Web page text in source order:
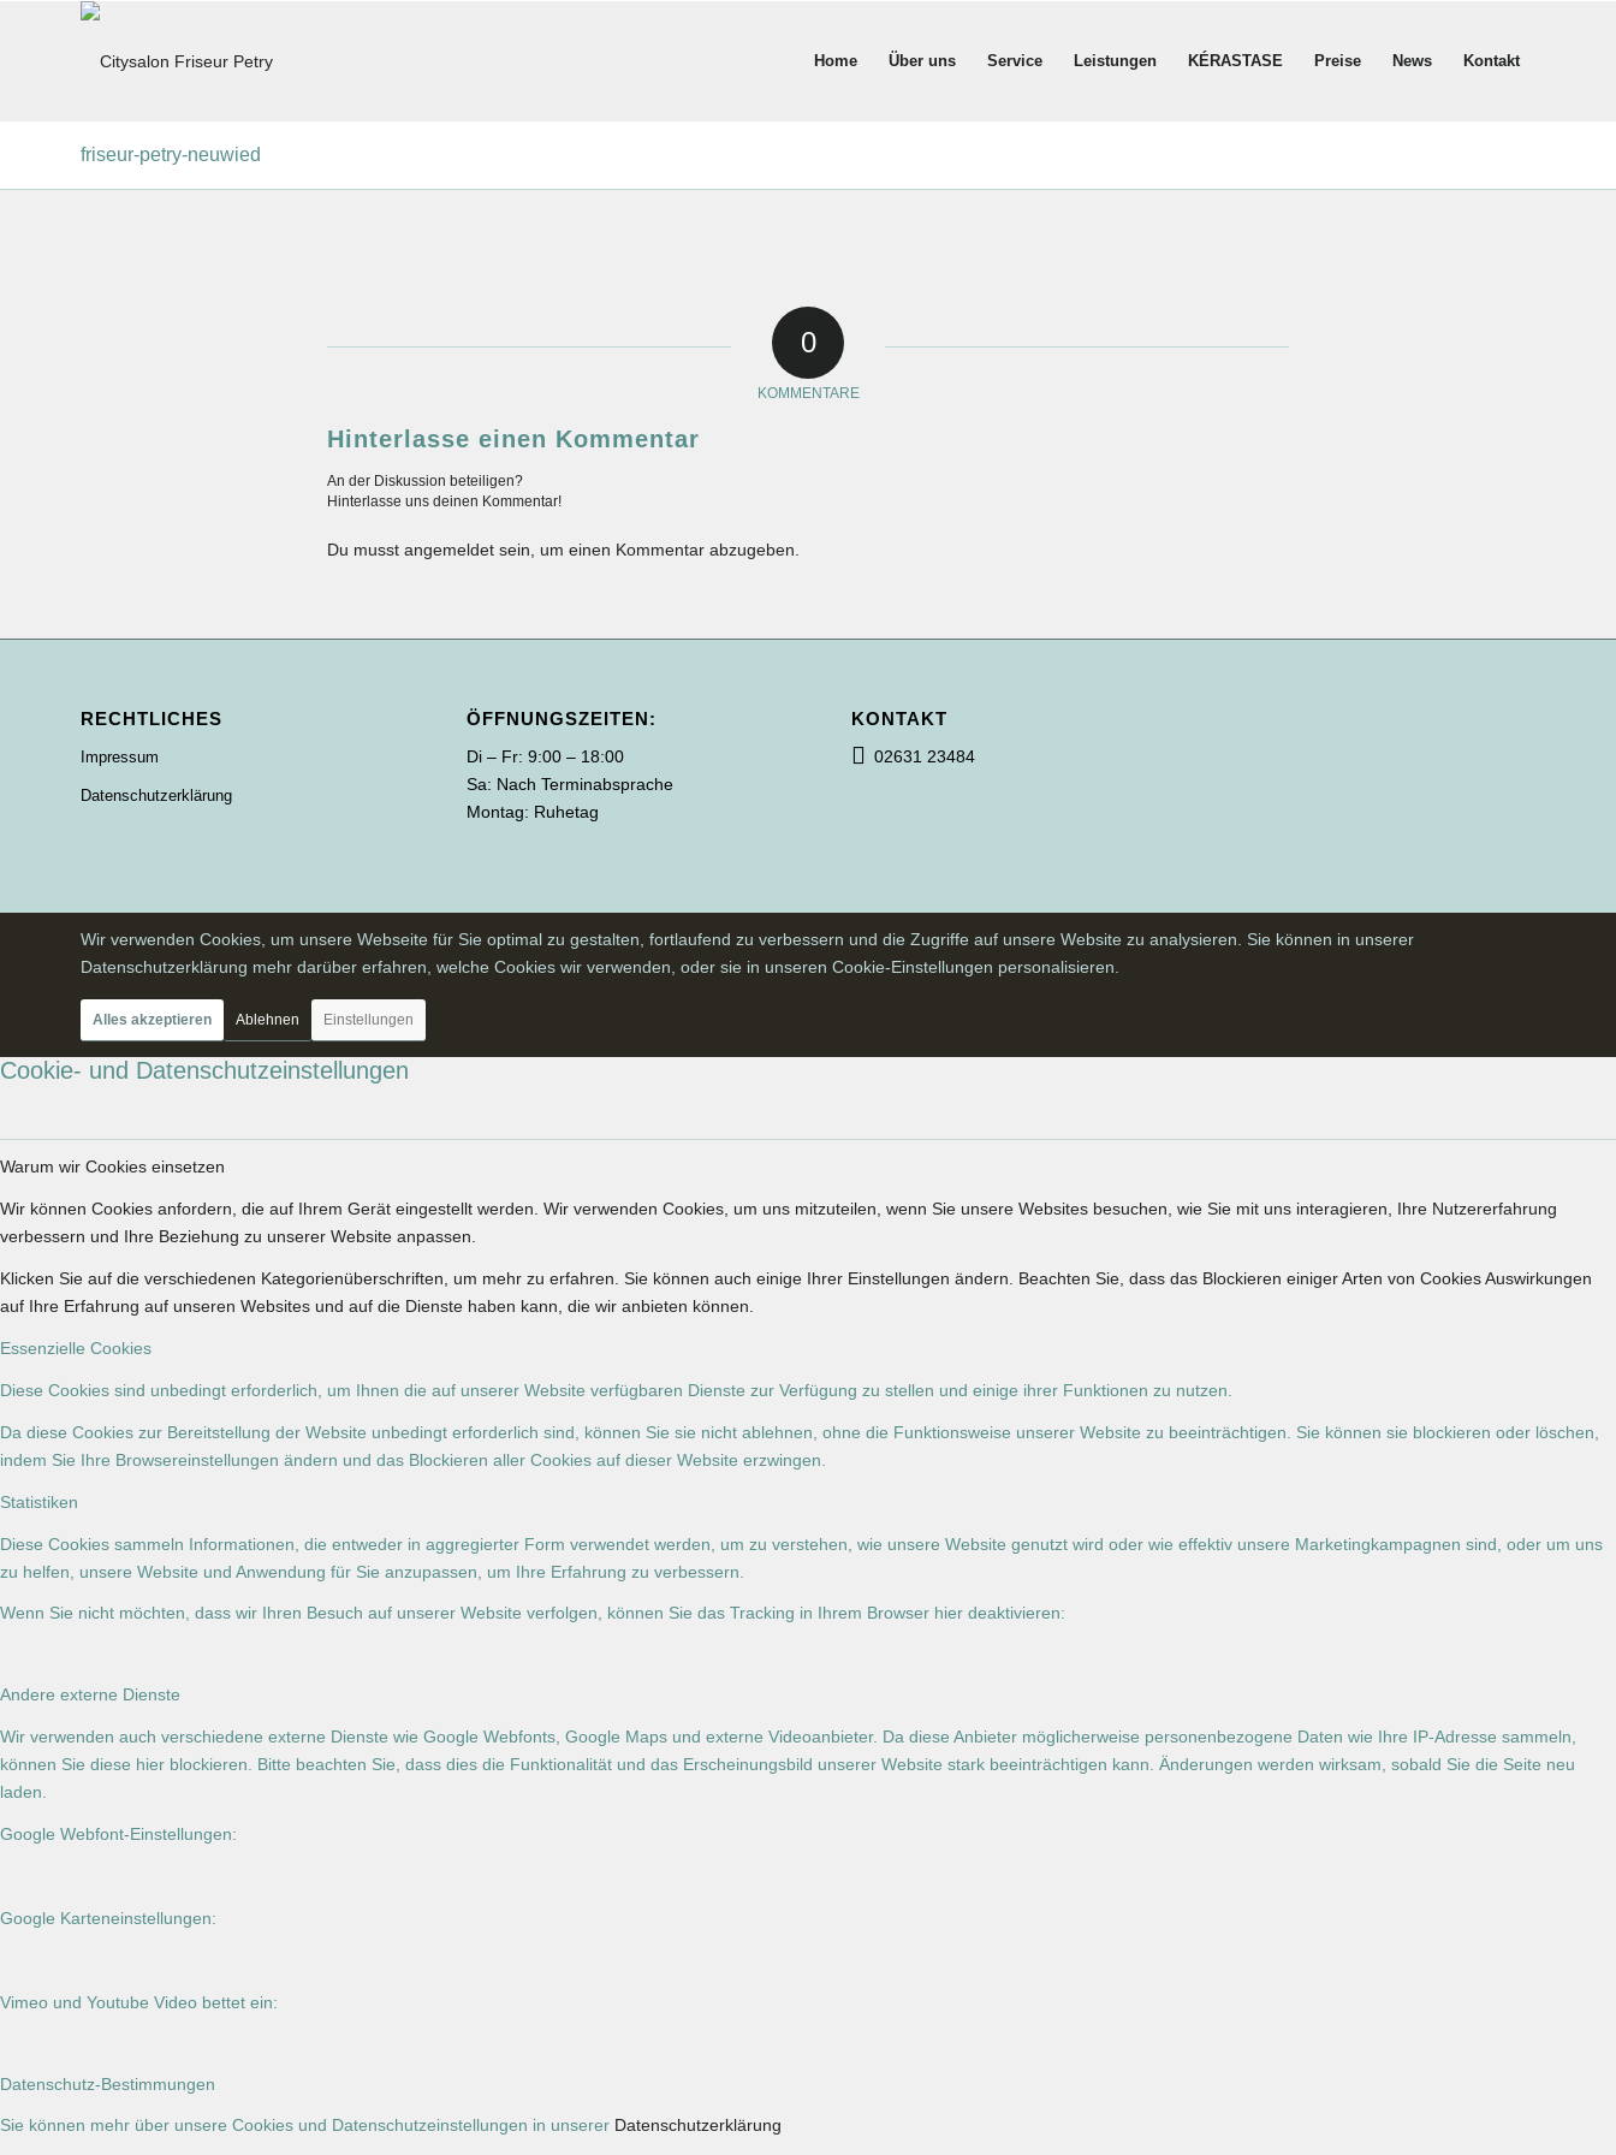
Home Über uns Service Leistungen KÉRASTASE Preise News Kontakt
friseur-petry-neuwied
0
KOMMENTARE
Hinterlasse einen Kommentar
An der Diskussion beteiligen?
Hinterlasse uns deinen Kommentar!
Du musst angemeldet sein, um einen Kommentar abzugeben.
RECHTLICHES
Impressum
Datenschutzerklärung
ÖFFNUNGSZEITEN:
Di – Fr: 9:00 – 18:00
Sa: Nach Terminabsprache
Montag: Ruhetag
KONTAKT
02631 23484
Wir verwenden Cookies, um unsere Webseite für Sie optimal zu gestalten, fortlaufend zu verbessern und die Zugriffe auf unsere Website zu analysieren. Sie können in unserer
Datenschutzerklärung mehr darüber erfahren, welche Cookies wir verwenden, oder sie in unseren Cookie-Einstellungen personalisieren.
Alles akzeptieren Ablehnen Einstellungen
Cookie- und Datenschutzeinstellungen
Warum wir Cookies einsetzen
Wir können Cookies anfordern, die auf Ihrem Gerät eingestellt werden. Wir verwenden Cookies, um uns mitzuteilen, wenn Sie unsere Websites besuchen, wie Sie mit uns interagieren, Ihre Nutzererfahrung
verbessern und Ihre Beziehung zu unserer Website anpassen.
Klicken Sie auf die verschiedenen Kategorienüberschriften, um mehr zu erfahren. Sie können auch einige Ihrer Einstellungen ändern. Beachten Sie, dass das Blockieren einiger Arten von Cookies Auswirkungen
auf Ihre Erfahrung auf unseren Websites und auf die Dienste haben kann, die wir anbieten können.
Essenzielle Cookies
Diese Cookies sind unbedingt erforderlich, um Ihnen die auf unserer Website verfügbaren Dienste zur Verfügung zu stellen und einige ihrer Funktionen zu nutzen.
Da diese Cookies zur Bereitstellung der Website unbedingt erforderlich sind, können Sie sie nicht ablehnen, ohne die Funktionsweise unserer Website zu beeinträchtigen. Sie können sie blockieren oder löschen,
indem Sie Ihre Browsereinstellungen ändern und das Blockieren aller Cookies auf dieser Website erzwingen.
Statistiken
Diese Cookies sammeln Informationen, die entweder in aggregierter Form verwendet werden, um zu verstehen, wie unsere Website genutzt wird oder wie effektiv unsere Marketingkampagnen sind, oder um uns
zu helfen, unsere Website und Anwendung für Sie anzupassen, um Ihre Erfahrung zu verbessern.
Wenn Sie nicht möchten, dass wir Ihren Besuch auf unserer Website verfolgen, können Sie das Tracking in Ihrem Browser hier deaktivieren:
Andere externe Dienste
Wir verwenden auch verschiedene externe Dienste wie Google Webfonts, Google Maps und externe Videoanbieter. Da diese Anbieter möglicherweise personenbezogene Daten wie Ihre IP-Adresse sammeln,
können Sie diese hier blockieren. Bitte beachten Sie, dass dies die Funktionalität und das Erscheinungsbild unserer Website stark beeinträchtigen kann. Änderungen werden wirksam, sobald Sie die Seite neu
laden.
Google Webfont-Einstellungen:
Google Karteneinstellungen:
Vimeo und Youtube Video bettet ein:
Datenschutz-Bestimmungen
Sie können mehr über unsere Cookies und Datenschutzeinstellungen in unserer Datenschutzerklärung